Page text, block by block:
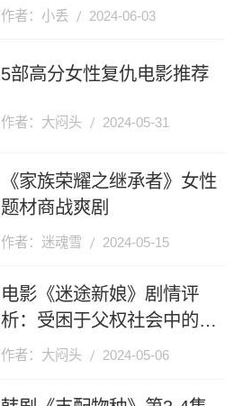
作者：小丢 2024-06-03
5部高分女性复仇电影推荐
作者：大闷头 2024-05-31
《家族荣耀之继承者》女性
题材商战爽剧
作者：迷魂雪 2024-05-15
电影《迷途新娘》剧情评
析：受困于父权社会中的印
度女性
作者：大闷头 2024-05-06